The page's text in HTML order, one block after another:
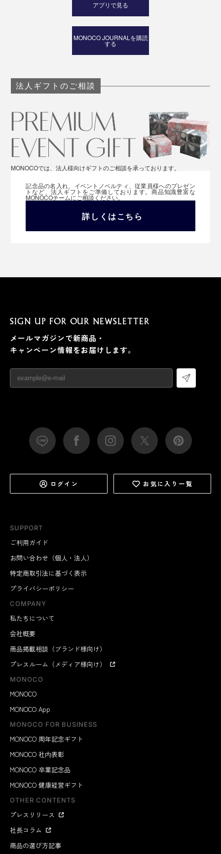
アプリで見る
MONOCO JOURNALを購読
する
法人ギフトのご相談
MONOCOでは、法人様向けギフトのご相談を承っております。
記念品の名入れ、イベントノベルティ、従業員様へのプレゼン
トなど、法人ギフトをご準備しております。商品知識豊富な
MONOCOチームにご相談ください。
詳しくはこちら
SUPPORT
ご利用ガイド
お問い合わせ（個人・法人）
特定商取引法に基づく表示
プライバシーポリシー
COMPANY
私たちについて
会社概要
商品掲載相談（ブランド様向け）
プレスルーム（メディア様向け）
MONOCO
MONOCO
MONOCO App
MONOCO FOR BUSINESS
MONOCO 周年記念ギフト
MONOCO 社内表彰
MONOCO 卒業記念品
MONOCO 健康経営ギフト
OTHER CONTENTS
プレスリリース
社長コラム
商品の選び方記事
SIGN UP FOR OUR NEWSLETTER
メールマガジンで新商品・
キャンペーン情報をお届けします。
ログイン お気に入り一覧